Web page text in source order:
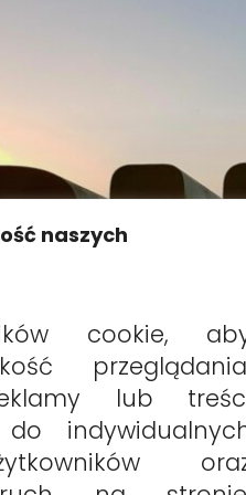
naszych
cookie,
lub